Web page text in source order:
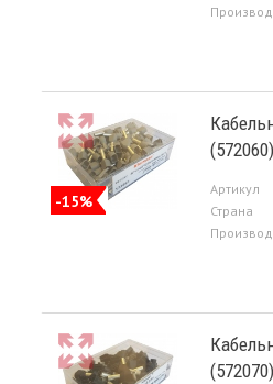
-15%
Артикул
Страна